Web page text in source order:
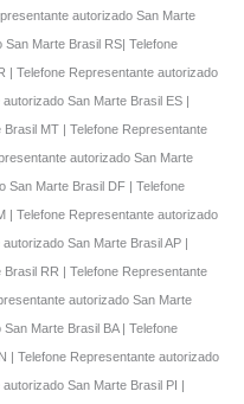
autorizado San Marte
Marte Brasil RS| Telefone
| Telefone Representante autorizado
San Marte Brasil ES |
MT | Telefone Representante
autorizado San Marte
San Marte Brasil DF | Telefone
| Telefone Representante autorizado
San Marte Brasil AP |
RR | Telefone Representante
autorizado San Marte
Marte Brasil BA | Telefone
| Telefone Representante autorizado
San Marte Brasil PI |